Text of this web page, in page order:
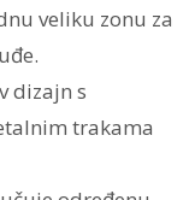
veliku zonu za
dizajn s
trakama